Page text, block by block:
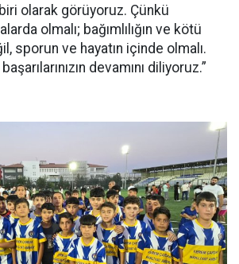
olarak görüyoruz. Çünkü
olmalı; bağımlılığın ve kötü
sporun ve hayatın içinde olmalı.
devamını diliyoruz.”